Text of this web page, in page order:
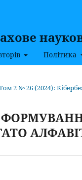
Політика
2 № 26 (2024):